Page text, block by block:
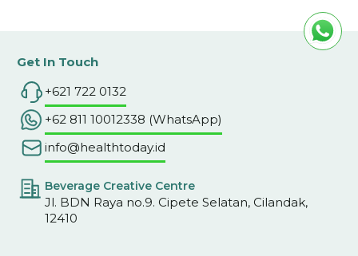
Get In Touch
+621 722 0132
+62 811 10012338 (WhatsApp)
info@healthtoday.id
Beverage Creative Centre
Jl. BDN Raya no.9. Cipete Selatan, Cilandak,
12410